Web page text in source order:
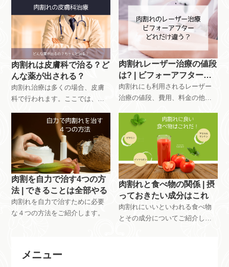
肉割れは皮膚科で治る？ど
んな薬が出される？
肉割れ治療は多くの場合、皮膚
科で行われます。ここでは、肉
行われるか、どのような薬が使
用されるかについて説明しま
す。
肉割れレーザー治療の値段
は? | ビフォーアフターを
チェック
肉割れにも利用されるレーザー
治療の値段、費用、料金の他ビ
す。
肉割を自力で治す4つの方
法 | できることは全部やる
肉割れを自力で治すために必要
な４つの方法をご紹介します。
肉割れと食べ物の関係 | 摂
っておきたい成分はこれ
肉割れにいいといわれる食べ物
とその成分についてご紹介しま
メニュー